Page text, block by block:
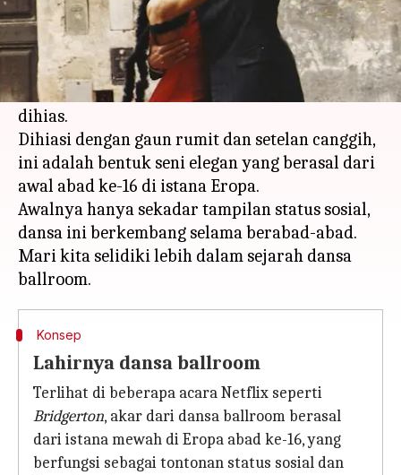
Apa ceritanya
Dansa ballroom—ya, tradisi elegan di mana
pria membungkuk dengan anggun untuk
meminta wanita berdansa di aula megah yang
dihias.
Dihiasi dengan gaun rumit dan setelan canggih,
ini adalah bentuk seni elegan yang berasal dari
awal abad ke-16 di istana Eropa.
Awalnya hanya sekadar tampilan status sosial,
dansa ini berkembang selama berabad-abad.
Mari kita selidiki lebih dalam sejarah dansa
Konsep
Lahirnya dansa ballroom
Terlihat di beberapa acara Netflix seperti
Bridgerton, akar dari dansa ballroom berasal
dari istana mewah di Eropa abad ke-16, yang
berfungsi sebagai tontonan status sosial dan